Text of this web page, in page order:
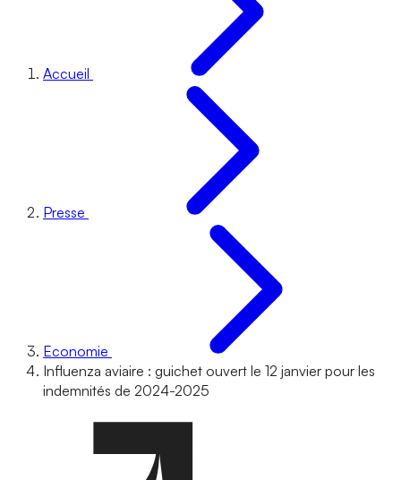
Accueil
Presse
Economie
Influenza aviaire : guichet ouvert le 12 janvier pour les
indemnités de 2024-2025